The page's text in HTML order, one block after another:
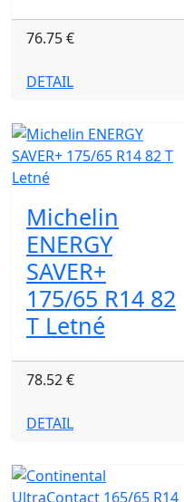
76.75 €
DETAIL
Michelin
ENERGY
SAVER+
175/65 R14 82
T Letné
78.52 €
DETAIL